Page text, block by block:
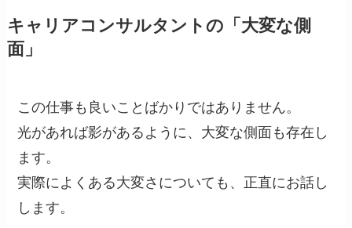
キャリアコンサルタントの「大変な側
面」
この仕事も良いことばかりではありません。
光があれば影があるように、大変な側面も存在し
ます。
実際によくある大変さについても、正直にお話し
します。